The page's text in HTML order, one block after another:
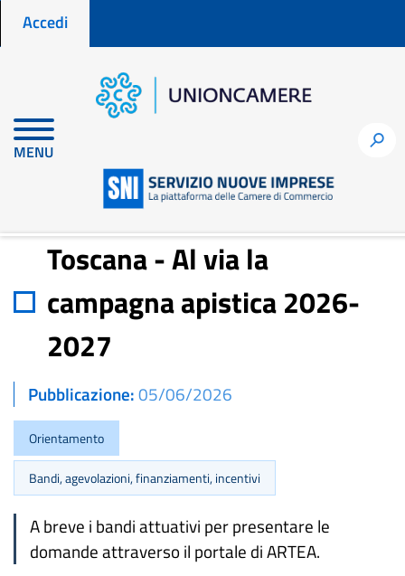
Menu profilo utente
Accedi
MENU
h
Home
Toscana - Al via la campagna apistica 2026-2027
Toscana - Al via la
campagna apistica 2026-
2027
Pubblicazione 05/06/2026
Orientamento
Bandi, agevolazioni, finanziamenti, incentivi
A breve i bandi attuativi per presentare le
domande attraverso il portale di ARTEA.